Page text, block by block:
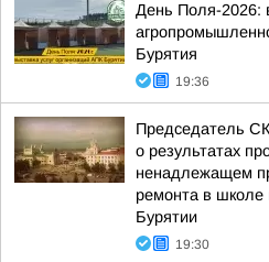
День Поля-2026:
Бурятия
19:36
Председатель
о результатах
ненадлежащем
ремонта в школе
Бурятии
19:30